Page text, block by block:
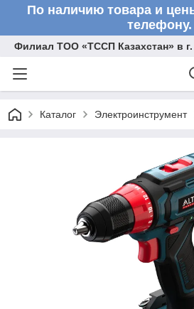
По наличию товара и
телефону.
Филиал ТОО «ТССП Казахстан» в г.
Каталог Электроинструмент